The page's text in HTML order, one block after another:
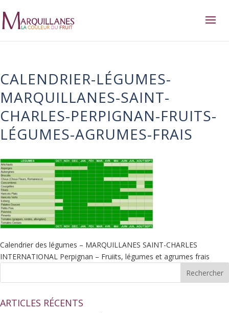
CALENDRIER-LÉGUMES-
MARQUILLANES-SAINT-
CHARLES-PERPIGNAN-FRUITS-
LÉGUMES-AGRUMES-FRAIS
Calendrier des légumes – MARQUILLANES SAINT-CHARLES
INTERNATIONAL Perpignan – Fruiits, légumes et agrumes frais
ARTICLES RÉCENTS